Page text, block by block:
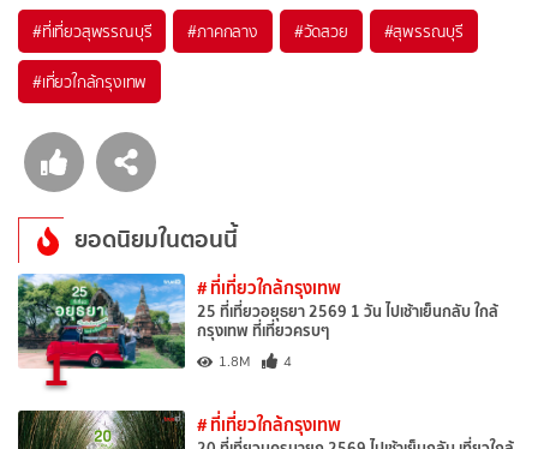
#ที่เที่ยวสุพรรณบุรี #ภาคกลาง #วัดสวย #สุพรรณบุรี
#เที่ยวใกล้กรุงเทพ
ยอดนิยมในตอนนี้
1
# ที่เที่ยวใกล้กรุงเทพ
25 ที่เที่ยวอยุธยา 2569 1 วัน ไปเช้าเย็นกลับ ใกล้
กรุงเทพ ที่เที่ยวครบๆ
1.8M 4
# ที่เที่ยวใกล้กรุงเทพ